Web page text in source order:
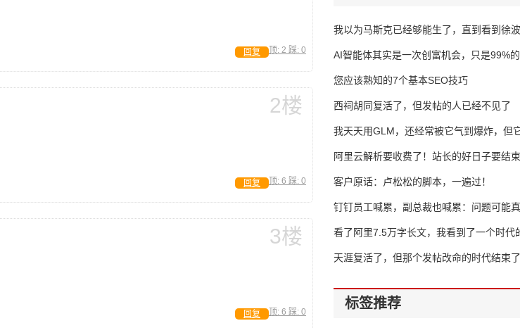
顶: 2 踩: 0
回复
2楼
顶: 6 踩: 0
回复
3楼
顶: 6 踩: 0
回复
我以为马斯克已经够能生了，直到看到
AI智能体其实是一次创富机会，只是99%
错过了
您应该熟知的7个基本SEO技巧
西祠胡同复活了，但发帖的人已经不见了
我天天用GLM，还经常被它气到爆炸，但
16万亿
阿里云解析要收费了！站长的好日子要结
客户原话：卢松松的脚本，一遍过！
钉钉员工喊累，副总裁也喊累：问题可能
了
看了阿里7.5万字长文，我看到了一个时代
天涯复活了，但那个发帖改命的时代结束了
标签推荐